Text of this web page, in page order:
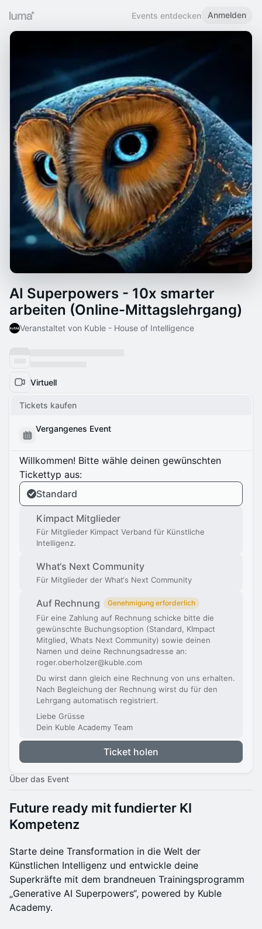
Events entdecken Anmelden
AI Superpowers - 10x smarter
arbeiten (Online-Mittagslehrgang)
Veranstaltet von Kuble - House of Intelligence
Virtuell
Tickets kaufen
Vergangenes Event
Willkommen! Bitte wähle deinen gewünschten
Tickettyp aus:
Standard
Kimpact Mitglieder
Für Mitglieder Kimpact Verband für Künstliche
Intelligenz.
What‘s Next Community
Für Mitglieder der What‘s Next Community
Auf Rechnung Genehmigung erforderlich
Für eine Zahlung auf Rechnung schicke bitte die
gewünschte Buchungsoption (Standard, KImpact
Mitglied, Whats Next Community) sowie deinen
Namen und deine Rechnungsadresse an:
roger.oberholzer@kuble.com
Du wirst dann gleich eine Rechnung von uns erhalten.
Nach Begleichung der Rechnung wirst du für den
Lehrgang automatisch registriert.
Liebe Grüsse
Dein Kuble Academy Team
Ticket holen
Über das Event
Future ready mit fundierter KI
Kompetenz
Starte deine Transformation in die Welt der
Künstlichen Intelligenz und entwickle deine
Superkräfte mit dem brandneuen Trainingsprogramm
„Generative AI Superpowers“, powered by Kuble
Academy.